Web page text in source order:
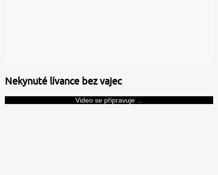
Nekynuté lívance bez vajec
Video se připravuje ...